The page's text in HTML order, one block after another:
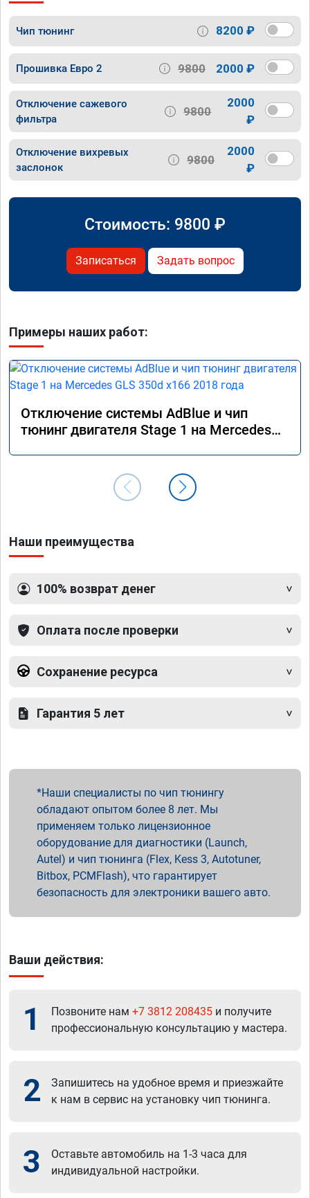
Чип тюнинг 8200 ₽
Прошивка Евро 2 9800 2000 ₽
Отключение сажевого
фильтра
9800
2000
₽
Отключение вихревых
заслонок
9800
2000
₽
Стоимость: 9800 ₽
Записаться Задать вопрос
Примеры наших работ:
Отключение системы AdBlue и чип
тюнинг двигателя Stage 1 на Mercedes
Наши преимущества
100% возврат денег
Оплата после проверки
Сохранение ресурса
Гарантия 5 лет
Наши специалисты по чип тюнингу
обладают опытом более 8 лет. Мы
применяем только лицензионное
оборудование для диагностики (Launch,
Autel) и чип тюнинга (Flex, Kess 3, Autotuner,
Bitbox, PCMFlash), что гарантирует
безопасность для электроники вашего авто.
Ваши действия:
1 Позвоните нам +7 3812 208435 и получите
профессиональную консультацию у мастера.
2
Запишитесь на удобное время и приезжайте
к нам в сервис на установку чип тюнинга.
3
Оставьте автомобиль на 1-3 часа для
индивидуальной настройки.